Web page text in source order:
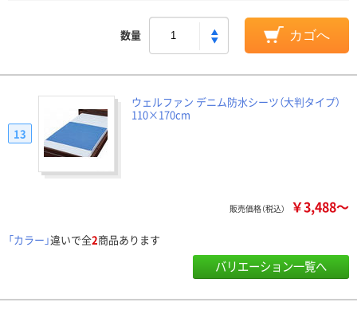
数量 カゴへ
ウェルファン デニム防水シーツ（大判タイプ）
110×170cm
13
販売価格（税込） ￥3,488～
「カラー」違いで全2商品あります
バリエーション一覧へ